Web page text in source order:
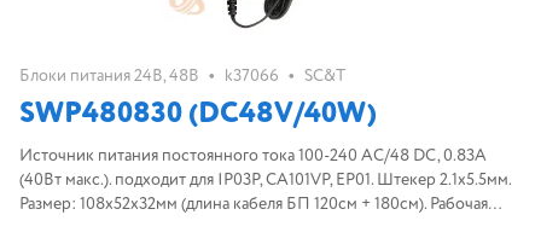
Блоки питания 24В, 48В • k37066 • SC&T
SWP480830 (DC48V/40W)
Источник питания постоянного тока 100-240 AC/48 DC, 0.83A
(40Вт макс.). подходит для IP03P, CA101VP, EP01. Штекер 2.1x5.5мм.
Размер: 108x52x32мм (длина кабеля БП 120см + 180см). Рабочая